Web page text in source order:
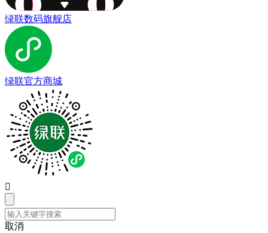
绿联数码旗舰店
绿联官方商城

取消